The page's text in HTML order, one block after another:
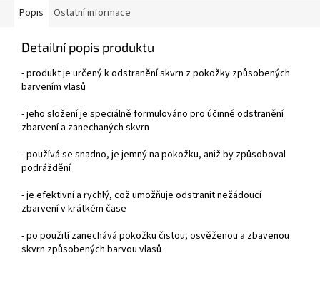
Popis Ostatní informace
Detailní popis produktu
- produkt je určený k odstranění skvrn z pokožky způsobených
barvením vlasů
- jeho složení je speciálně formulováno pro účinné odstranění
zbarvení a zanechaných skvrn
- používá se snadno, je jemný na pokožku, aniž by způsoboval
podráždění
- je efektivní a rychlý, což umožňuje odstranit nežádoucí
zbarvení v krátkém čase
- po použití zanechává pokožku čistou, osvěženou a zbavenou
skvrn způsobených barvou vlasů